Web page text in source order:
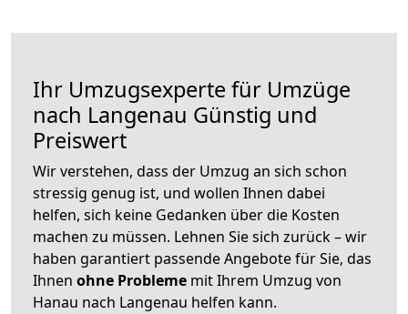
Ihr Umzugsexperte für Umzüge
nach Langenau Günstig und
Preiswert
Wir verstehen, dass der Umzug an sich schon
stressig genug ist, und wollen Ihnen dabei
helfen, sich keine Gedanken über die Kosten
machen zu müssen. Lehnen Sie sich zurück – wir
haben garantiert passende Angebote für Sie, das
Ihnen ohne Probleme mit Ihrem Umzug von
Hanau nach Langenau helfen kann.